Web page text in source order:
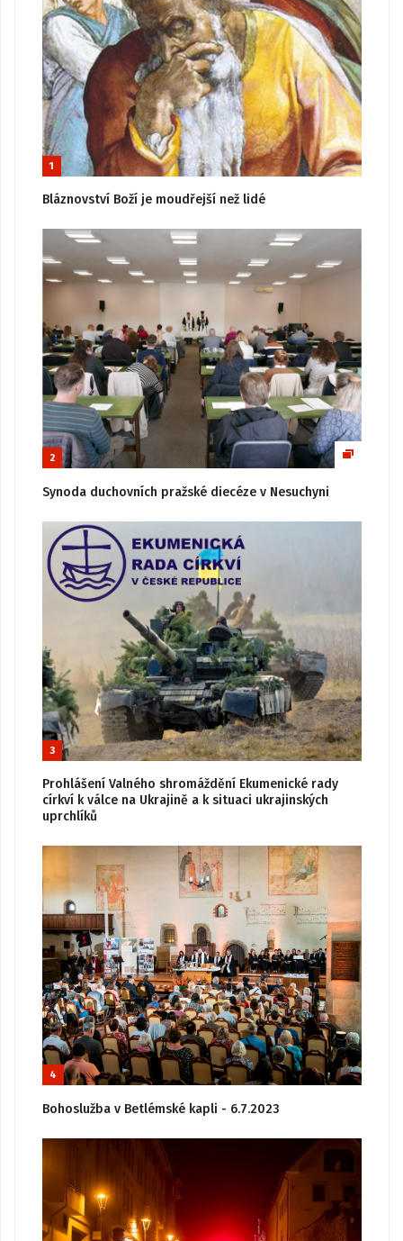
1
Bláznovství Boží je moudřejší než lidé
2
Synoda duchovních pražské diecéze v Nesuchyni
3
Prohlášení Valného shromáždění Ekumenické rady
církví k válce na Ukrajině a k situaci ukrajinských
uprchlíků
4
Bohoslužba v Betlémské kapli - 6.7.2023